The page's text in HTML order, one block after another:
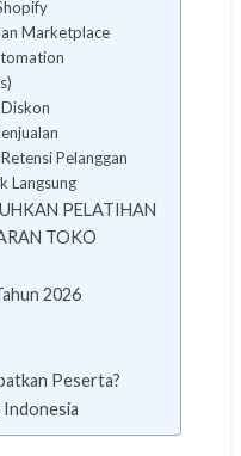
Marketplace
Pelanggan
Langsung
PELATIHAN
TOKO
2026
Peserta?